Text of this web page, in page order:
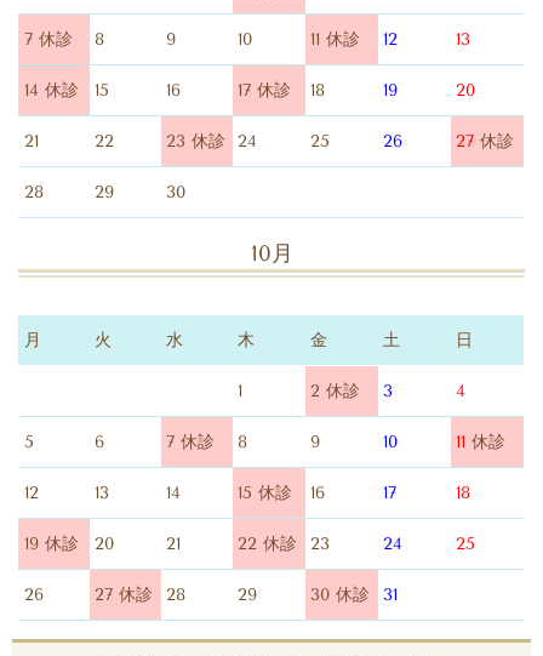
7 休診 8 9 10 11 休診 12 13
14 休診 15 16 17 休診 18 19 20
21 22 23 休診 24 25 26 27 休診
28 29 30
10月
月 火 水 木 金 土 日
1 2 休診 3 4
5 6 7 休診 8 9 10 11 休診
12 13 14 15 休診 16 17 18
19 休診 20 21 22 休診 23 24 25
26 27 休診 28 29 30 休診 31